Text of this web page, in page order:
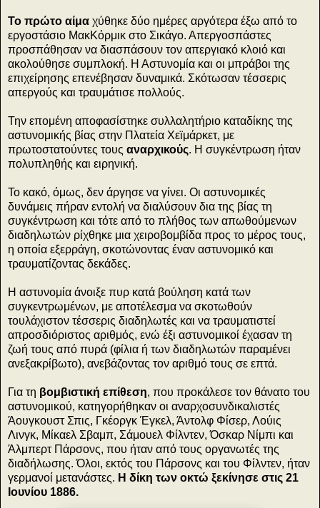
Το πρώτο αίμα χύθηκε δύο ημέρες αργότερα έξω από το
εργοστάσιο ΜακΚόρμικ στο Σικάγο. Απεργοσπάστες
προσπάθησαν να διασπάσουν τον απεργιακό κλοιό και
ακολούθησε συμπλοκή. Η Αστυνομία και οι μπράβοι της
επιχείρησης επενέβησαν δυναμικά. Σκότωσαν τέσσερις
απεργούς και τραυμάτισε πολλούς.
Την επομένη αποφασίστηκε συλλαλητήριο καταδίκης της
αστυνομικής βίας στην Πλατεία Χεϊμάρκετ, με
πρωτοστατούντες τους αναρχικούς. Η συγκέντρωση ήταν
πολυπληθής και ειρηνική.
Το κακό, όμως, δεν άργησε να γίνει. Οι αστυνομικές
δυνάμεις πήραν εντολή να διαλύσουν δια της βίας τη
συγκέντρωση και τότε από το πλήθος των απωθούμενων
διαδηλωτών ρίχθηκε μια χειροβομβίδα προς το μέρος τους,
η οποία εξερράγη, σκοτώνοντας έναν αστυνομικό και
τραυματίζοντας δεκάδες.
Η αστυνομία άνοιξε πυρ κατά βούληση κατά των
συγκεντρωμένων, με αποτέλεσμα να σκοτωθούν
τουλάχιστον τέσσερις διαδηλωτές και να τραυματιστεί
απροσδιόριστος αριθμός, ενώ έξι αστυνομικοί έχασαν τη
ζωή τους από πυρά (φίλια ή των διαδηλωτών παραμένει
ανεξακρίβωτο), ανεβάζοντας τον αριθμό τους σε επτά.
Για τη βομβιστική επίθεση, που προκάλεσε τον θάνατο του
αστυνομικού, κατηγορήθηκαν οι αναρχοσυνδικαλιστές
Άουγκουστ Σπις, Γκέοργκ Έγκελ, Άντολφ Φίσερ, Λούις
Λινγκ, Μίκαελ Σβαμπ, Σάμουελ Φίλντεν, Όσκαρ Νίμπι και
Άλμπερτ Πάρσονς, που ήταν από τους οργανωτές της
διαδήλωσης. Όλοι, εκτός του Πάρσονς και του Φίλντεν, ήταν
γερμανοί μετανάστες. Η δίκη των οκτώ ξεκίνησε στις 21
Ιουνίου 1886.